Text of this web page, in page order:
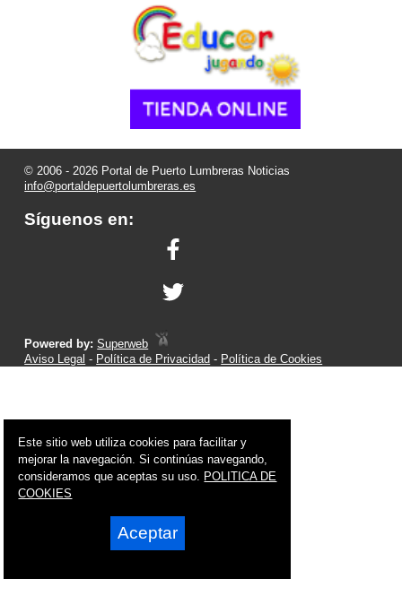
© 2006 - 2026 Portal de Puerto Lumbreras Noticias
info@portaldepuertolumbreras.es
Síguenos en:
Powered by:Superweb
Aviso Legal - Política de Privacidad - Política de Cookies
Este sitio web utiliza cookies para facilitar y
mejorar la navegación. Si continúas navegando,
consideramos que aceptas su uso. POLITICA DE
COOKIES
Aceptar